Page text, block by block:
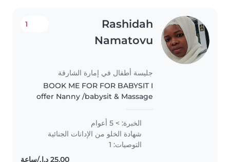
Rashidah
Namatovu
جليسة أطفال في إمارة الشارقة
1
BOOK ME FOR FOR BABYSIT I
offer Nanny /babysit & Massage
Children 🌸✨ Why Hire Me?🏆
Proven Experience: Deep
background in professional
childcare and..
الخبرة: > 5 أعوام
شهادة الخلو من الإدانات الجنائية
التوصيات: 1